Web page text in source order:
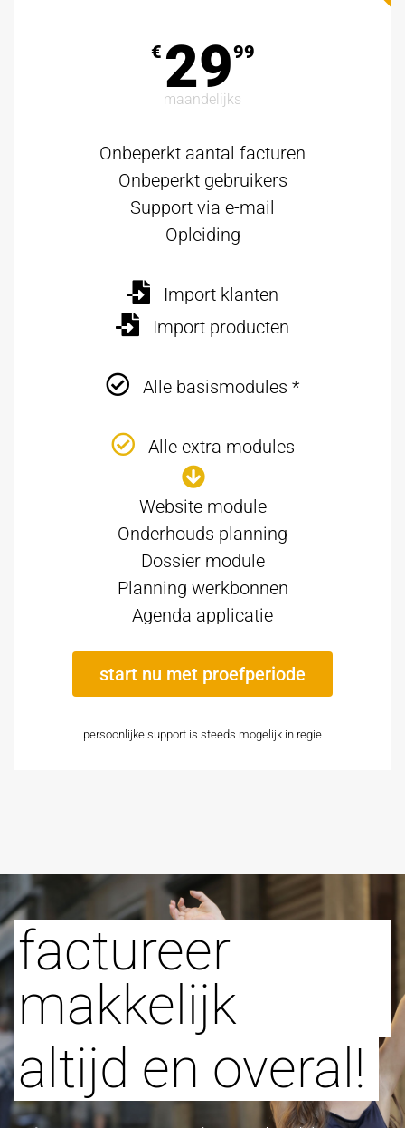
€ 2999
maandelijks
Onbeperkt aantal facturen
Onbeperkt gebruikers
Support via e-mail
Opleiding
Import klanten
Import producten
Alle basismodules *
Alle extra modules
Website module
Onderhouds planning
Dossier module
Planning werkbonnen
Agenda applicatie
start nu met proefperiode
persoonlijke support is steeds mogelijk in regie
factureer
makkelijk
altijd en overal!